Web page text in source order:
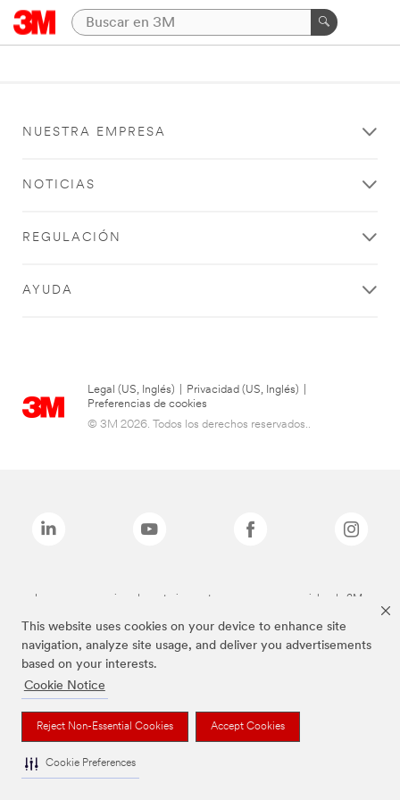
This website uses cookies on your device to enhance site
navigation, analyze site usage, and deliver you advertisements
based on your interests.
Cookie Notice
Reject Non-Essential Cookies Accept Cookies
Cookie Preferences
NUESTRA EMPRESA
NOTICIAS
REGULACIÓN
AYUDA
Legal (US, Inglés) Privacidad (US, Inglés)
Preferencias de cookies
© 3M 2026. Todos los derechos reservados..
Las marcas mencionadas anteriormente son marcas comerciales de 3M.